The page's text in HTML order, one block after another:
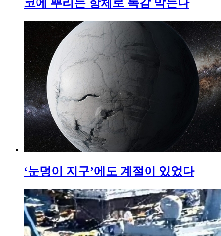
코에 뿌리는 항체로 독감 막는다
‘눈덩이 지구’에도 계절이 있었다